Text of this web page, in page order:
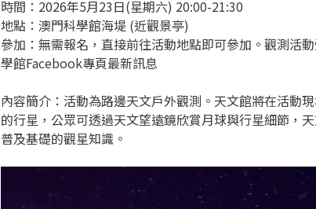
時間：2026年5月23日(星期六) 20:00-21:30
地點：澳門科學館海堤 (近觀景亭)
參加：無需報名，直接前往活動地點即可參加。觀測活
學館Facebook專頁最新訊息
內容簡介：活動為路邊天文戶外觀測。天文館將在活動
的行星，公眾可透過天文望遠鏡欣賞月球與行星細節，
普及基礎的觀星知識。